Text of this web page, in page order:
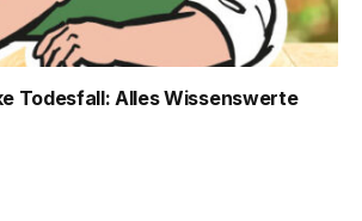
Todesfall: Alles Wissenswerte